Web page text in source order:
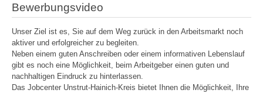
Bewerbungsvideo
Unser Ziel ist es, Sie auf dem Weg zurück in den Arbeitsmarkt noch
aktiver und erfolgreicher zu begleiten.
Neben einem guten Anschreiben oder einem informativen Lebenslauf
gibt es noch eine Möglichkeit, beim Arbeitgeber einen guten und
nachhaltigen Eindruck zu hinterlassen.
Das Jobcenter Unstrut-Hainich-Kreis bietet Ihnen die Möglichkeit, Ihre